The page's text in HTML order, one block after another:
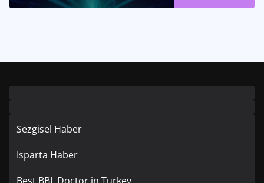
Sezgisel Haber
Isparta Haber